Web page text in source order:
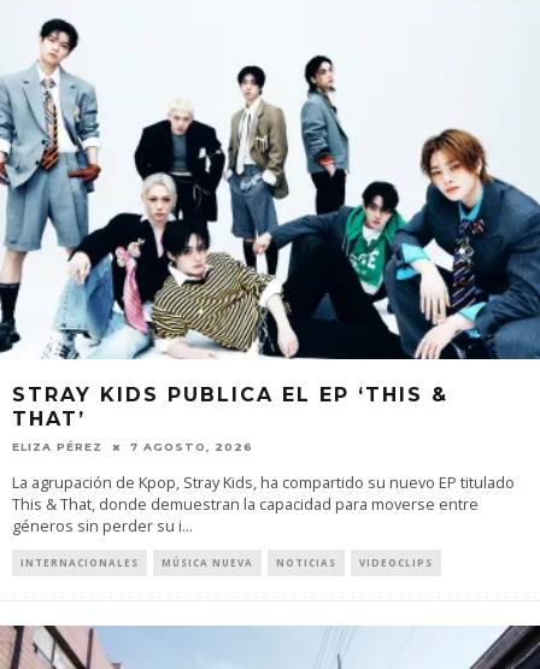
STRAY KIDS PUBLICA EL EP ‘THIS &
THAT’
ELIZA PÉREZ 7 AGOSTO, 2026
La agrupación de Kpop, Stray Kids, ha compartido su nuevo EP titulado
This & That, donde demuestran la capacidad para moverse entre
géneros sin perder su i...
INTERNACIONALES MÚSICA NUEVA NOTICIAS VIDEOCLIPS